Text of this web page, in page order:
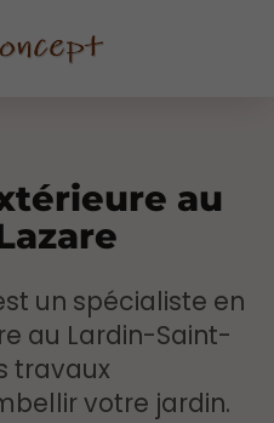
au
un spécialiste en
au Lardin-Saint-
travaux
votre jardin.